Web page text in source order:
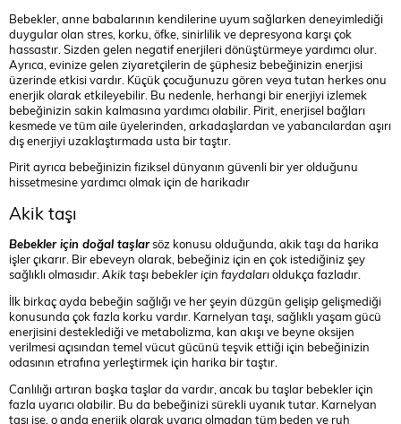
Bebekler, anne babalarının kendilerine uyum sağlarken deneyimlediği
duygular olan stres, korku, öfke, sinirlilik ve depresyona karşı çok
hassastır. Sizden gelen negatif enerjileri dönüştürmeye yardımcı olur.
Ayrıca, evinize gelen ziyaretçilerin de şüphesiz bebeğinizin enerjisi
üzerinde etkisi vardır. Küçük çocuğunuzu gören veya tutan herkes onu
enerjik olarak etkileyebilir. Bu nedenle, herhangi bir enerjiyi izlemek
bebeğinizin sakin kalmasına yardımcı olabilir. Pirit, enerjisel bağları
kesmede ve tüm aile üyelerinden, arkadaşlardan ve yabancılardan aşırı
dış enerjiyi uzaklaştırmada usta bir taştır.
Pirit ayrıca bebeğinizin fiziksel dünyanın güvenli bir yer olduğunu
hissetmesine yardımcı olmak için de harikadır
Akik taşı
Bebekler için doğal taşlarsöz konusu olduğunda, akik taşı da harika
işler çıkarır. Bir ebeveyn olarak, bebeğiniz için en çok istediğiniz şey
sağlıklı olmasıdır. Akik taşı bebekler için faydalarıoldukça fazladır.
İlk birkaç ayda bebeğin sağlığı ve her şeyin düzgün gelişip gelişmediği
konusunda çok fazla korku vardır. Karnelyan taşı, sağlıklı yaşam gücü
enerjisini desteklediği ve metabolizma, kan akışı ve beyne oksijen
verilmesi açısından temel vücut gücünü teşvik ettiği için bebeğinizin
odasının etrafına yerleştirmek için harika bir taştır.
Canlılığı artıran başka taşlar da vardır, ancak bu taşlar bebekler için
fazla uyarıcı olabilir. Bu da bebeğinizi sürekli uyanık tutar. Karnelyan
taşı ise, o anda enerjik olarak uyarıcı olmadan tüm beden ve ruh